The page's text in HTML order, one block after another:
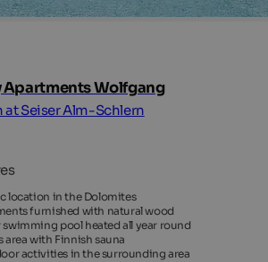
Apartments Wolfgang
at Seiser Alm-Schlern
location in the Dolomites
furnished with natural wood
pool heated all year round
area with Finnish sauna
activities in the surrounding area